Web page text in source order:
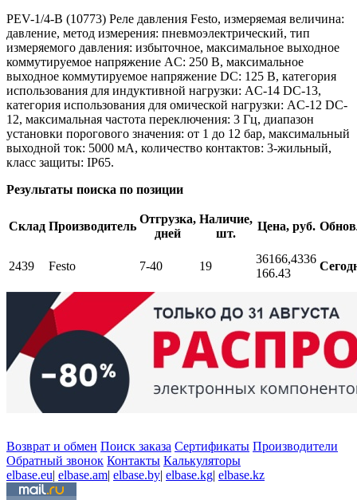
PEV-1/4-B (10773) Реле давления Festo, измеряемая величина:
давление, метод измерения: пневмоэлектрический, тип
измеряемого давления: избыточное, максимальное выходное
коммутируемое напряжение AC: 250 В, максимальное
выходное коммутируемое напряжение DC: 125 В, категория
использования для индуктивной нагрузки: AC-14 DC-13,
категория использования для омической нагрузки: AC-12 DC-
12, максимальная частота переключения: 3 Гц, диапазон
установки порогового значения: от 1 до 12 бар, максимальный
выходной ток: 5000 мА, количество контактов: 3-жильный,
класс защиты: IP65.
Результаты поиска по позиции
Склад Производитель
Отгрузка,
дней
Наличие,
шт.
Цена, руб.
2439 Festo 7-40 19
36166,4336
166.43
Возврат и обмен Поиск заказа Сертификаты Производители
Обратный звонок Контакты Калькуляторы
elbase.eu| elbase.am| elbase.by| elbase.kg| elbase.kz